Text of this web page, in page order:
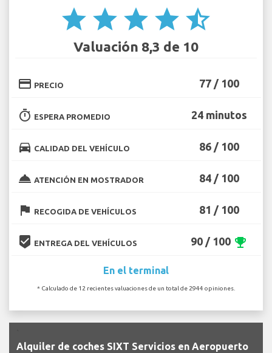
star star star star star_half
Valuación 8,3 de 10
credit_card PRECIO 77 / 100
timer ESPERA PROMEDIO 24 minutos
directions_car CALIDAD DEL VEHÍCULO 86 / 100
room_service ATENCIÓN EN MOSTRADOR 84 / 100
flag RECOGIDA DE VEHÍCULOS 81 / 100
beenhere ENTREGA DEL VEHÍCULOS 90 / 100 emoji_events
En el terminal
* Calculado de 12 recientes valuaciones de un total de 2944 opiniones.
Alquiler de coches SIXT Servicios en Aeropuerto